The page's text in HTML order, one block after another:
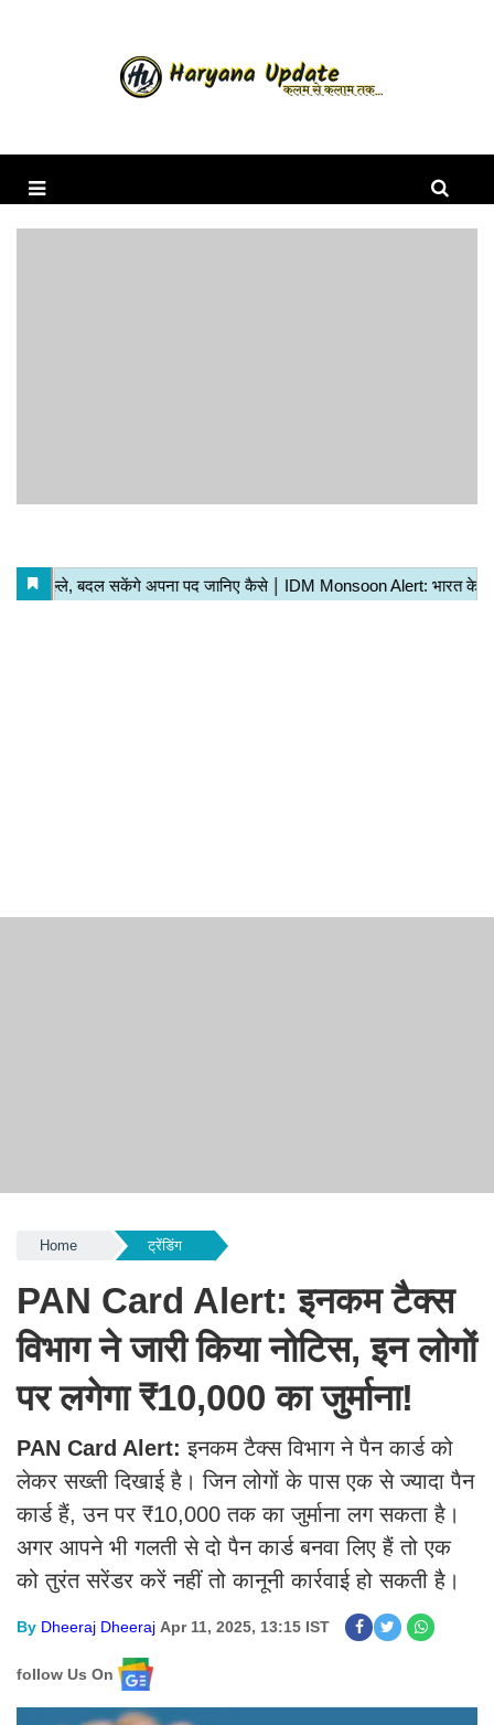
Home ट्रेंडिंग
PAN Card Alert: इनकम टैक्स
विभाग ने जारी किया नोटिस, इन लोगों
पर लगेगा ₹10,000 का जुर्माना!
PAN Card Alert:इनकम टैक्स विभाग ने पैन कार्ड को
लेकर सख्ती दिखाई है। जिन लोगों के पास एक से ज्यादा पैन
कार्ड हैं, उन पर ₹10,000 तक का जुर्माना लग सकता है।
अगर आपने भी गलती से दो पैन कार्ड बनवा लिए हैं तो एक
को तुरंत सरेंडर करें नहीं तो कानूनी कार्रवाई हो सकती है।
By Dheeraj Dheeraj Apr 11, 2025, 13:15 IST
follow Us On